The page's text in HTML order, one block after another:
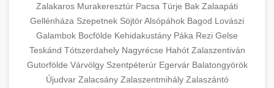
Zalakaros Murakeresztúr Pacsa Türje Bak Zalaapáti
Gellénháza Szepetnek SöjtörAlsópáhok Bagod Lovászi
Galambok Bocfölde Kehidakustány Páka Rezi Gelse
Teskánd Tótszerdahely Nagyrécse Hahót Zalaszentiván
Gutorfölde Várvölgy Szentpéterúr Egervár Balatongyörök
Újudvar Zalacsány Zalaszentmihály Zalaszántó